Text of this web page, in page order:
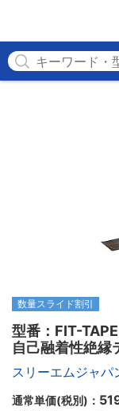
数量スライド割引
型番：FIT-TAPE
自己融着性絶縁
スリーエムジャパ
通常単価(税別)：